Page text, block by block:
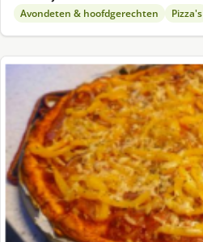
Avondeten & hoofdgerechten Pizza's